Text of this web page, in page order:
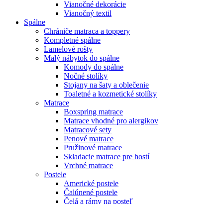
Vianočné dekorácie
Vianočný textil
Spálne
Chrániče matraca a toppery
Kompletné spálne
Lamelové rošty
Malý nábytok do spálne
Komody do spálne
Nočné stolíky
Stojany na šaty a oblečenie
Toaletné a kozmetické stolíky
Matrace
Boxspring matrace
Matrace vhodné pro alergikov
Matracové sety
Penové matrace
Pružinové matrace
Skladacie matrace pre hostí
Vrchné matrace
Postele
Americké postele
Čalúnené postele
Čelá a rámy na posteľ